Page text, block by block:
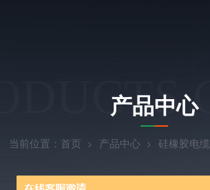
产品中心
当前位置： 首页 产品中心 硅橡胶电缆